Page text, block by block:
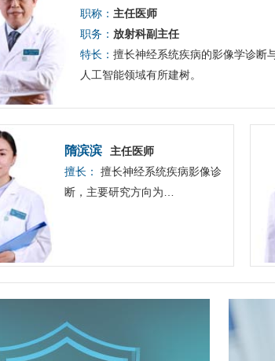
职称： 主任医师
职务： 放射科副主任
特长： 擅长神经系统疾病的影像学诊断
人工智能领域有所建树。
隋滨滨
主任医师
擅长：
擅长神经系统疾病影像诊
断，主要研究方向为…